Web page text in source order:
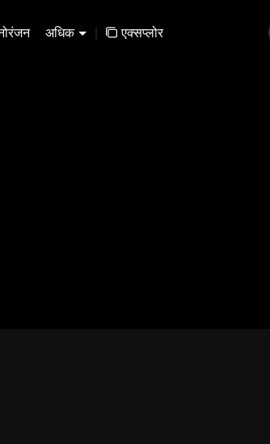
अधिक | एक्सप्लोर